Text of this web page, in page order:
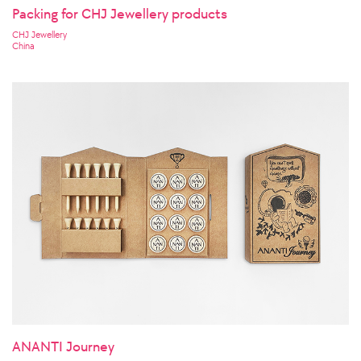
Packing for CHJ Jewellery products
CHJ Jewellery
China
ANANTI Journey